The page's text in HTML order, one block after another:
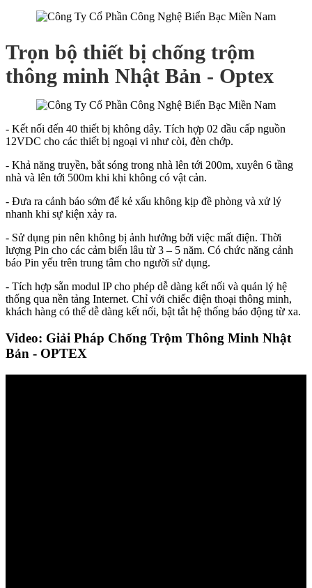
Trọn bộ thiết bị chống trộm
thông minh Nhật Bản - Optex
- Kết nối đến 40 thiết bị không dây. Tích hợp 02 đầu cấp nguồn
12VDC cho các thiết bị ngoại vi như còi, đèn chớp.
- Khả năng truyền, bắt sóng trong nhà lên tới 200m, xuyên 6 tầng
nhà và lên tới 500m khi khi không có vật cản.
- Đưa ra cảnh báo sớm để kẻ xấu không kịp đề phòng và xử lý
nhanh khi sự kiện xảy ra.
- Sử dụng pin nên không bị ảnh hưởng bởi việc mất điện. Thời
lượng Pin cho các cảm biến lâu từ 3 – 5 năm. Có chức năng cảnh
báo Pin yếu trên trung tâm cho người sử dụng.
- Tích hợp sẵn modul IP cho phép dễ dàng kết nối và quản lý hệ
thống qua nền tảng Internet. Chỉ với chiếc điện thoại thông minh,
khách hàng có thể dễ dàng kết nối, bật tắt hệ thống báo động từ xa.
Video: Giải Pháp Chống Trộm Thông Minh Nhật
Bản - OPTEX